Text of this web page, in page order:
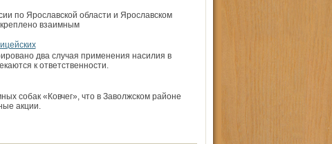
по Ярославской области и Ярославском
взаимным
два случая применения насилия в
к ответственности.
собак «Ковчег», что в Заволжском районе
акции.